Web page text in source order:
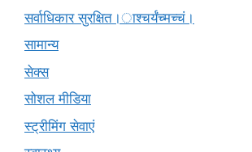
सर्वाधिकार सुरक्षित।ाश्चर्यंच्मच्चं।
सामान्य
सेक्स
सोशल मीडिया
स्ट्रीमिंग सेवाएं